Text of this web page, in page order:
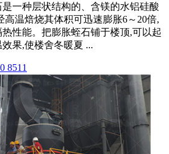
一种层状结构的、含镁的水铝硅酸
高温焙烧其体积可迅速膨胀6～20倍,
性能。把膨胀蛭石铺于楼顶,可以起
果,使楼舍冬暖夏 ...
8511